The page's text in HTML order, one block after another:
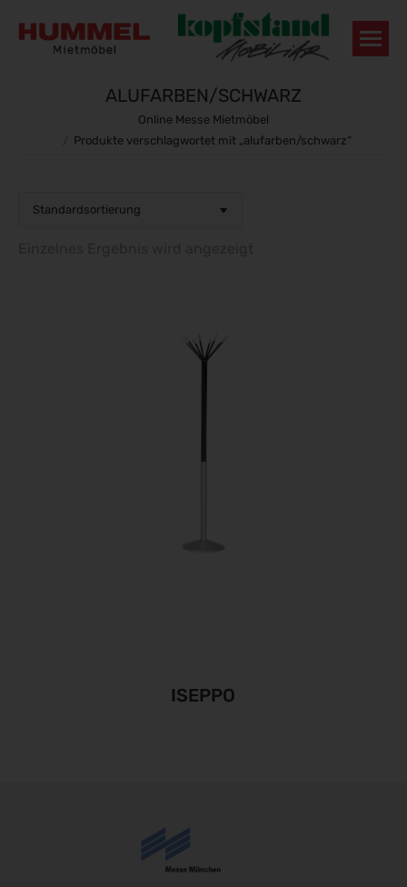
ALUFARBEN/SCHWARZ
Sie befinden sich hier:Online Messe Mietmöbel
Produkte verschlagwortet mit „alufarben/schwarz“
ISEPPO